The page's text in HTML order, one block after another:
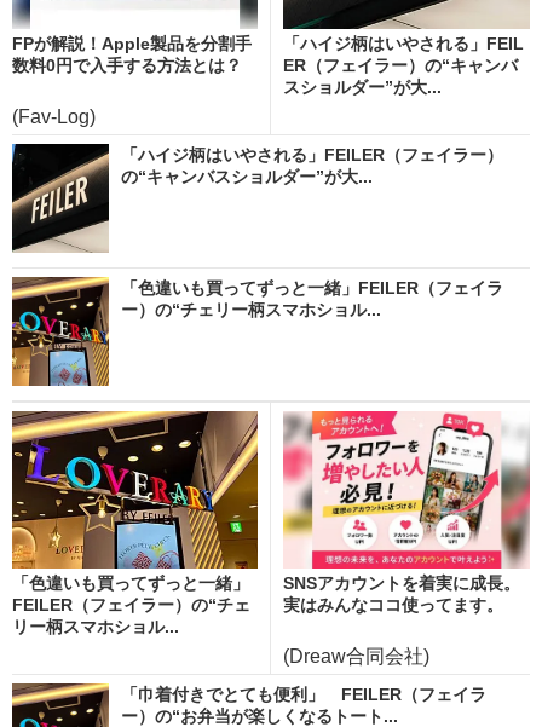
FPが解説！Apple製品を分割手
数料0円で入手する方法とは？
(Fav-Log)
「ハイジ柄はいやされる」FEIL
ER（フェイラー）の“キャンバ
スショルダー”が大...
「ハイジ柄はいやされる」FEILER（フェイラー）
の“キャンバスショルダー”が大...
「色違いも買ってずっと一緒」FEILER（フェイラ
ー）の“チェリー柄スマホショル...
「色違いも買ってずっと一緒」
FEILER（フェイラー）の“チェ
リー柄スマホショル...
SNSアカウントを着実に成長。
実はみんなココ使ってます。
(Dreaw合同会社)
「巾着付きでとても便利」 FEILER（フェイラ
ー）の“お弁当が楽しくなるトート...